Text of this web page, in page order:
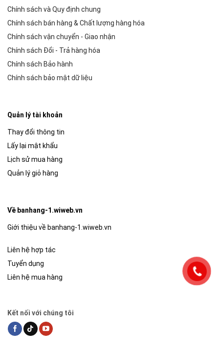
Chính sách và Quy định chung
Chính sách bán hàng & Chất lượng hàng hóa
Chính sách vận chuyển - Giao nhận
Chính sách Đổi - Trả hàng hóa
Chính sách Bảo hành
Chính sách bảo mật dữ liệu
Quản lý tài khoản
Thay đổi thông tin
Lấy lại mật khẩu
Lịch sử mua hàng
Quản lý giỏ hàng
Về banhang-1.wiweb.vn
Giới thiệu về banhang-1.wiweb.vn
Liên hệ hợp tác
Tuyển dụng
Liên hệ mua hàng
Kết nối với chúng tôi